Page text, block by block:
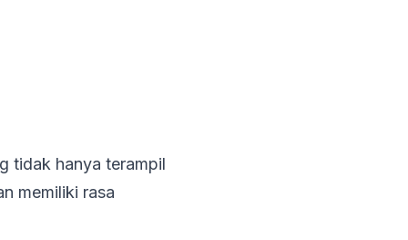
tidak hanya terampil
memiliki rasa